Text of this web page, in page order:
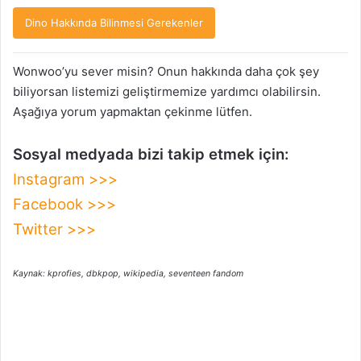
Dino Hakkında Bilinmesi Gerekenler
Wonwoo’yu sever misin? Onun hakkında daha çok şey
biliyorsan listemizi geliştirmemize yardımcı olabilirsin.
Aşağıya yorum yapmaktan çekinme lütfen.
Sosyal medyada bizi takip etmek için:
Instagram >>>
Facebook >>>
Twitter >>>
Kaynak: kprofies, dbkpop, wikipedia, seventeen fandom